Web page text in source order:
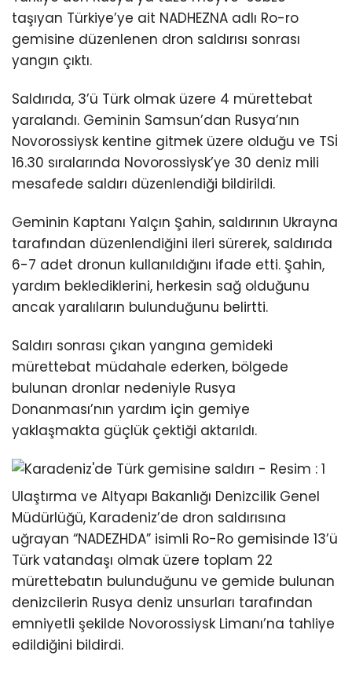
taşıyan Türkiye’ye ait NADHEZNA adlı Ro-ro
gemisine düzenlenen dron saldırısı sonrası
yangın çıktı.
Saldırıda, 3’ü Türk olmak üzere 4 mürettebat
yaralandı. Geminin Samsun’dan Rusya’nın
Novorossiysk kentine gitmek üzere olduğu ve TSİ
16.30 sıralarında Novorossiysk’ye 30 deniz mili
mesafede saldırı düzenlendiği bildirildi.
Geminin Kaptanı Yalçın Şahin, saldırının Ukrayna
tarafından düzenlendiğini ileri sürerek, saldırıda
6-7 adet dronun kullanıldığını ifade etti. Şahin,
yardım beklediklerini, herkesin sağ olduğunu
ancak yaralıların bulunduğunu belirtti.
Saldırı sonrası çıkan yangına gemideki
mürettebat müdahale ederken, bölgede
bulunan dronlar nedeniyle Rusya
Donanması’nın yardım için gemiye
yaklaşmakta güçlük çektiği aktarıldı.
Ulaştırma ve Altyapı Bakanlığı Denizcilik Genel
Müdürlüğü, Karadeniz’de dron saldırısına
uğrayan “NADEZHDA” isimli Ro-Ro gemisinde 13’ü
Türk vatandaşı olmak üzere toplam 22
mürettebatın bulunduğunu ve gemide bulunan
denizcilerin Rusya deniz unsurları tarafından
emniyetli şekilde Novorossiysk Limanı’na tahliye
edildiğini bildirdi.